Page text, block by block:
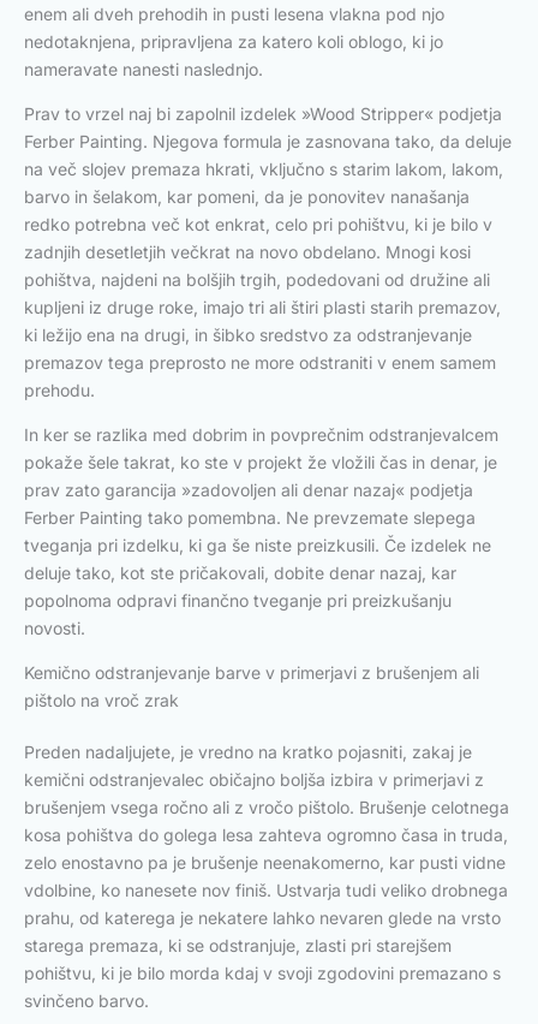
enem ali dveh prehodih in pusti lesena vlakna pod njo
nedotaknjena, pripravljena za katero koli oblogo, ki jo
nameravate nanesti naslednjo.
Prav to vrzel naj bi zapolnil izdelek »Wood Stripper« podjetja
Ferber Painting. Njegova formula je zasnovana tako, da deluje
na več slojev premaza hkrati, vključno s starim lakom, lakom,
barvo in šelakom, kar pomeni, da je ponovitev nanašanja
redko potrebna več kot enkrat, celo pri pohištvu, ki je bilo v
zadnjih desetletjih večkrat na novo obdelano. Mnogi kosi
pohištva, najdeni na bolšjih trgih, podedovani od družine ali
kupljeni iz druge roke, imajo tri ali štiri plasti starih premazov,
ki ležijo ena na drugi, in šibko sredstvo za odstranjevanje
premazov tega preprosto ne more odstraniti v enem samem
prehodu.
In ker se razlika med dobrim in povprečnim odstranjevalcem
pokaže šele takrat, ko ste v projekt že vložili čas in denar, je
prav zato garancija »zadovoljen ali denar nazaj« podjetja
Ferber Painting tako pomembna. Ne prevzemate slepega
tveganja pri izdelku, ki ga še niste preizkusili. Če izdelek ne
deluje tako, kot ste pričakovali, dobite denar nazaj, kar
popolnoma odpravi finančno tveganje pri preizkušanju
novosti.
Kemično odstranjevanje barve v primerjavi z brušenjem ali
pištolo na vroč zrak
Preden nadaljujete, je vredno na kratko pojasniti, zakaj je
kemični odstranjevalec običajno boljša izbira v primerjavi z
brušenjem vsega ročno ali z vročo pištolo. Brušenje celotnega
kosa pohištva do golega lesa zahteva ogromno časa in truda,
zelo enostavno pa je brušenje neenakomerno, kar pusti vidne
vdolbine, ko nanesete nov finiš. Ustvarja tudi veliko drobnega
prahu, od katerega je nekatere lahko nevaren glede na vrsto
starega premaza, ki se odstranjuje, zlasti pri starejšem
pohištvu, ki je bilo morda kdaj v svoji zgodovini premazano s
svinčeno barvo.